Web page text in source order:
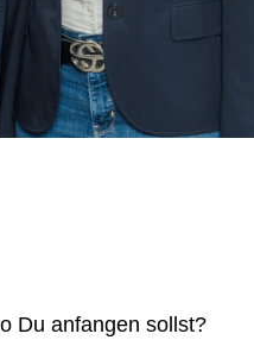
Du anfangen sollst?